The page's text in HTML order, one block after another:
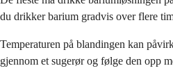
du drikker barium gradvis over flere
Temperaturen på blandingen kan
gjennom et sugerør og følge den opp